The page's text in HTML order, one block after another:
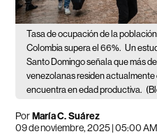
Tasa de ocupación de la
Colombia supera el 66%. Un
Santo Domingo señala que más
venezolanas residen actualmente
encuentra en edad productiva.
PorMaría C. Suárez
09 de noviembre, 2025 | 05:00 AM